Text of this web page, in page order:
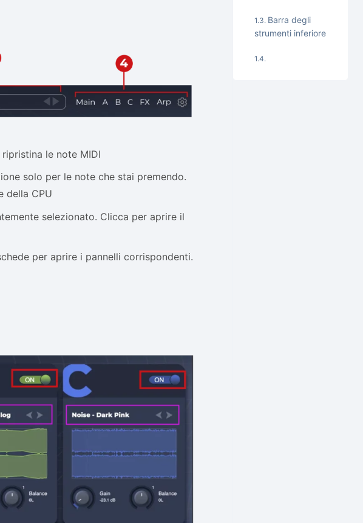
le note MIDI
solo per le note che stai premendo.
della CPU
selezionato. Clicca per aprire il
per aprire i pannelli corrispondenti.
Barra degli
strumenti inferiore